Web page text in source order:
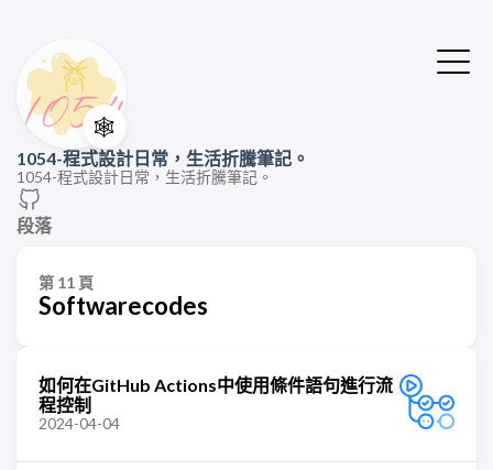
🕸️
1054-程式設計日常，生活折騰筆記。
1054-程式設計日常，生活折騰筆記。
段落
第 11 頁
Softwarecodes
如何在GitHub Actions中使用條件語句進行流
程控制
2024-04-04